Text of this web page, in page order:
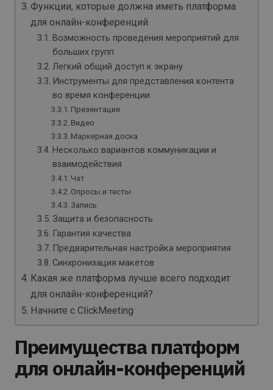
Функции, которые должна иметь платформа
для онлайн-конференций
Возможность проведения мероприятий для
больших групп
Легкий общий доступ к экрану
Инструменты для представления контента
во время конференции
Презентация
Видео
Маркерная доска
Несколько вариантов коммуникации и
взаимодействия
Чат
Опросы и тесты
Запись
Защита и безопасность
Гарантия качества
Предварительная настройка мероприятия
Синхронизация макетов
Какая же платформа лучше всего подходит
для онлайн-конференций?
Начните с ClickMeeting
Преимущества платформ
для онлайн-конференций